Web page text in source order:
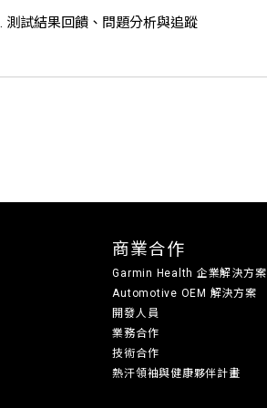
測試結果回饋、問題分析與追蹤
商業合作
Garmin Health 企業解決方案
Automotive OEM 解決方案
開發人員
業務合作
技術合作
熱汗領袖與健康夥伴計畫